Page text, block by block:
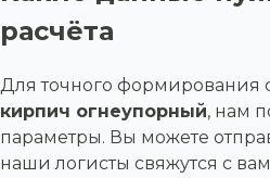
расчёта
Для точного формирования
кирпич огнеупорный, нам
параметры. Вы можете
наши логисты свяжутся с